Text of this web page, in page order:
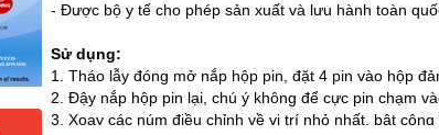
- Được bộ y tế cho phép sản xuất và lưu hành toàn
Sử dụng:
1. Tháo lẫy đóng mở nắp hộp pin, đặt 4 pin vào hộp
2. Đậy nắp hộp pin lại, chú ý không để cực pin chạm
3. Xoay các núm điều chỉnh về vị trí nhỏ nhất, bật